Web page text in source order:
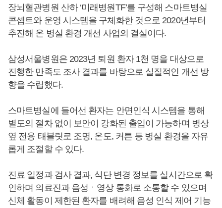
장뇌혈관병원 산하 ‘미래병원TF’를 구성해 스마트병실
콘셉트와 운영 시스템을 구체화한 것으로 2020년부터
추진해 온 병실 환경 개선 사업의 결실이다.
삼성서울병원은 2023년 퇴원 환자 1천 명을 대상으로
진행한 만족도 조사 결과를 바탕으로 실질적인 개선 방
향을 수립했다.
스마트병실에 들어선 환자는 안면인식 시스템을 통해
별도의 절차 없이 보안이 강화된 출입이 가능하며 병상
옆 전용 태블릿로 조명, 온도, 커튼 등 병실 환경을 자유
롭게 조절할 수 있다.
진료 일정과 검사 결과, 식단 변경 정보를 실시간으로 확
인하며 의료진과 음성ㆍ영상 통화로 소통할 수 있으며
신체 활동이 제한된 환자를 배려해 음성 인식 제어 기능